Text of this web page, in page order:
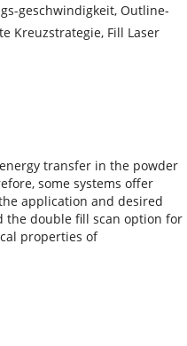
geschwindigkeit, Outline-
Kreuzstrategie, Fill Laser
transfer in the powder
some systems offer
application and desired
the double fill scan option for
properties of